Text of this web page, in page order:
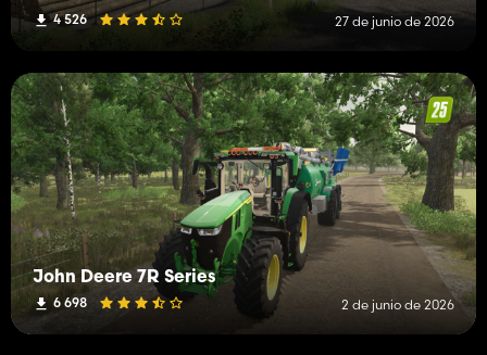
4 526 27 de junio de 2026
John Deere 7R Series
6 698 2 de junio de 2026